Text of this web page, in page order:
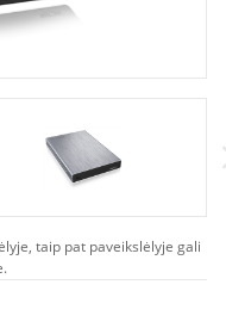
taip pat paveikslėlyje gali